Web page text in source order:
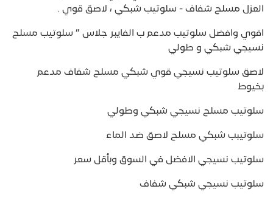
العزل مسلح شفاف - سلوتيب شبكي ، لاصق قوي .
اقوي وافضل سلوتيب مدعم ب الفايبر جلاس ” سلوتيب مسلح
نسيجي شبكي و طولي
لاصق سلوتيب نسيجي قوي شبكي مسلح شفاف مدعم
بخيوط
سلوتيب مسلح نسيجي شبكي وطولي
سلوتيبب شبكي مسلح لاصق ضد الماء
سلوتيب نسيجي الافضل في السوق وبأقل سعر
سلوتيب نسيجي شبكي شفاف